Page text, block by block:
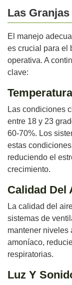
Las
El manejo
es crucial para el
operativa. A
clave:
Las condiciones
entre 18 y 23
60-70%. Los
estas
reduciendo el
crecimiento.
Calidad Del
La calidad del
sistemas de
mantener niveles
amoníaco,
respiratorias.
Luz Y